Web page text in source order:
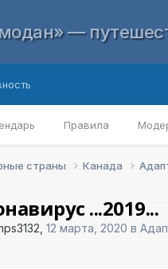
—
Правила
страны Канада
...2019...
12 марта, 2020 в